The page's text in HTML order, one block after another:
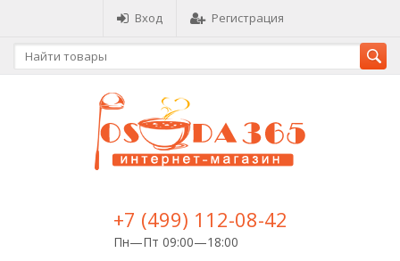
Вход Регистрация
+7 (499) 112-08-42
Пн—Пт 09:00—18:00